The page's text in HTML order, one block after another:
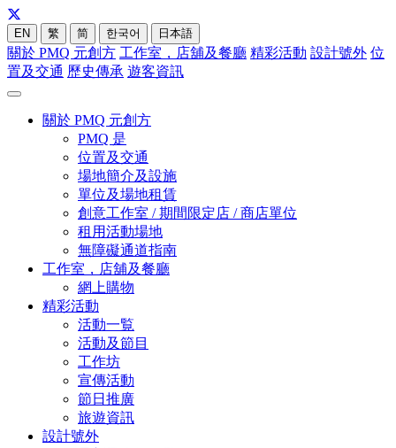
EN 繁 简 한국어 日本語
關於 PMQ 元創方 工作室，店舖及餐廳 精彩活動 設計號外 位
置及交通 歷史傳承 遊客資訊
關於 PMQ 元創方
PMQ 是
位置及交通
場地簡介及設施
單位及場地租賃
創意工作室 / 期間限定店 / 商店單位
租用活動場地
無障礙通道指南
工作室，店舖及餐廳
網上購物
精彩活動
活動一覧
活動及節目
工作坊
宣傳活動
節日推廣
旅遊資訊
設計號外